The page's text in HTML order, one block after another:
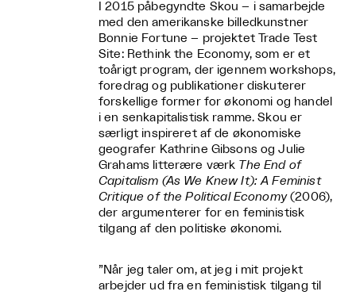
I 2015 påbegyndte Skou – i samarbejde
med den amerikanske billedkunstner
Bonnie Fortune – projektet Trade Test
Site: Rethink the Economy, som er et
toårigt program, der igennem workshops,
foredrag og publikationer diskuterer
forskellige former for økonomi og handel
i en senkapitalistisk ramme. Skou er
særligt inspireret af de økonomiske
geografer Kathrine Gibsons og Julie
Grahams litterære værk The End of
Capitalism (As We Knew It): A Feminist
Critique of the Political Economy(2006),
der argumenterer for en feministisk
tilgang af den politiske økonomi.
”Når jeg taler om, at jeg i mit projekt
arbejder ud fra en feministisk tilgang til